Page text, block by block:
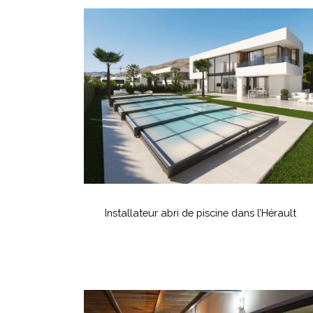
de
piscine
dans
l’Hérault
Installateur abri de piscine dans l’Hérault
Installation